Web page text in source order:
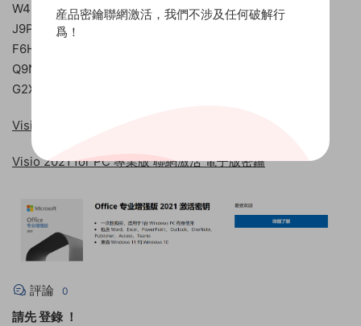
W4R7M-G2J5Q-X6L8D-P9H1K-C3N9F
J9P6R-M2X8F-K1Q7H-C3L9W-G4N5D
F6H2P-D3X8F-G4N1L-J7W9D-K5C9Q
Q9N7R-C8W3K-F6X2J-D4M1L-G5H9P
G2X6W-N7D3M-H5L8F-C4P9Q-R1J9K
Visio 2019 for PC 專業版 官網兌換綁定 電子版密鑰
Visio 2021 for PC 專業版 聯網激活 電子版密鑰
評論 0
請先登錄 ！
産品密鑰聯網激活，我們不涉及任何破解行
爲！